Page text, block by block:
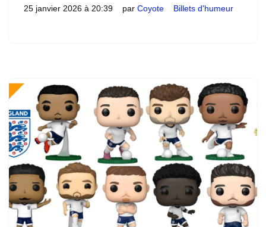
25 janvier 2026 à 20:39 par Coyote Billets d'humeur